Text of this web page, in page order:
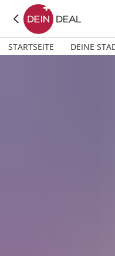
STARTSEITE DEINE